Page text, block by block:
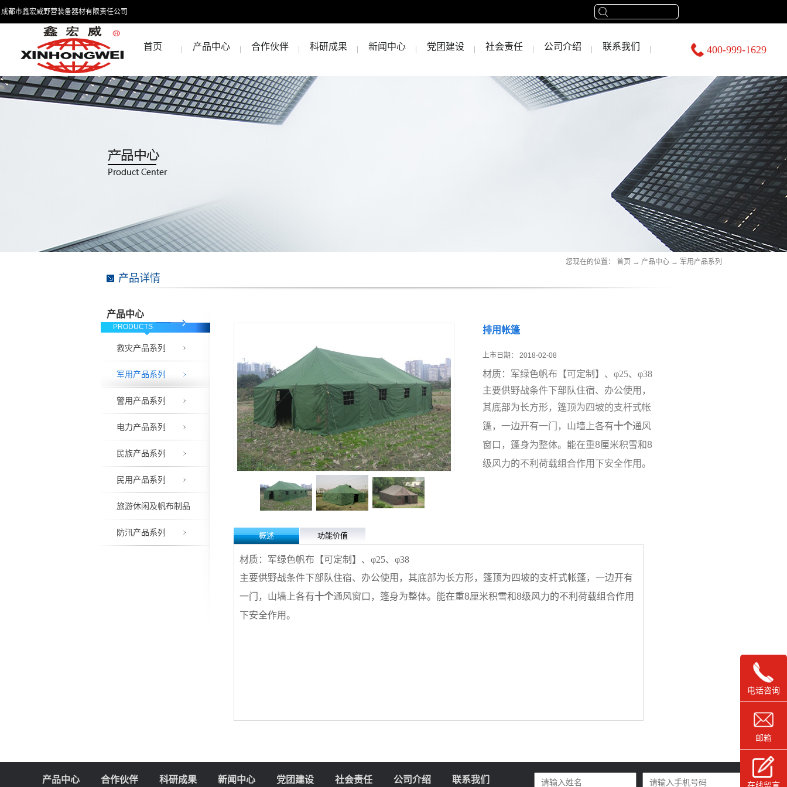
成都市鑫宏威野营装备器材有限责任公司
首页 产品中心 合作伙伴 科研成果 新闻中心 党团建设 社会责任 公司介绍 联系我们 400-999-1629
产品中心
PRODUCTS
救灾产品系列
军用产品系列
警用产品系列
电力产品系列
民族产品系列
民用产品系列
旅游休闲及帆布制品
防汛产品系列
产品详情
您现在的位置： 首页 → 产品中心 → 军用产品系列
排用帐篷
上市日期： 2018-02-08
材质：军绿色帆布 【可定制 】 、φ25、φ38
主要供野战条件下部队住宿、办公使用，
其底部为长方形，篷顶为四坡的支杆式帐
篷，一边开有一门，山墙上各有十个通风
窗口，篷身为整体。能在重8厘米积雪和8
级风力的不利荷载组合作用下安全作用。
概述 功能价值
材质：军绿色帆布 【可定制 】 、φ25、φ38
主要供野战条件下部队住宿、办公使用， 其底部为长方形，篷顶为四坡的支杆式帐篷，一边开有
一门，山墙上各有十个通风窗口，篷身为整体。能在重8厘米积雪和8级风力的不利荷载组合作用
下安全作用。
产品中心 合作伙伴 科研成果 新闻中心 党团建设 社会责任 公司介绍 联系我们
电话咨询
邮箱